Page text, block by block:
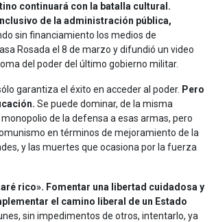
continuará con la batalla cultural.
de la administración pública,
sin financiamiento los medios de
Rosada el 8 de marzo y difundió un video
del poder del último gobierno militar.
garantiza el éxito en acceder al poder. Pero
Se puede dominar, de la misma
de la defensa a esas armas, pero
en términos de mejoramiento de la
y las muertes que ocasiona por la fuerza
rico». Fomentar una libertad cuidadosa y
el camino liberal de un Estado
sin impedimentos de otros, intentarlo, ya